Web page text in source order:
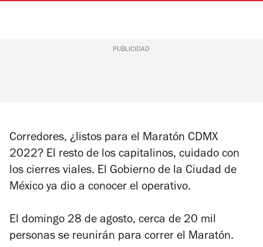
PUBLICIDAD
Corredores, ¿listos para el Maratón CDMX
2022? El resto de los capitalinos, cuidado con
los cierres viales. El Gobierno de la Ciudad de
México ya dio a conocer el operativo.
El domingo 28 de agosto, cerca de 20 mil
personas se reunirán para correr el Maratón.